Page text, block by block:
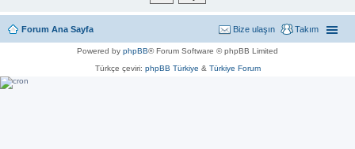
Forum Ana Sayfa Takım
Bize ulaşın
Powered by phpBB® Forum Software © phpBB Limited
Türkçe çeviri: phpBB Türkiye & Türkiye Forum